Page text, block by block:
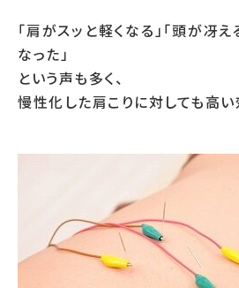
「肩がスッと軽くなる」「頭が冴え
なった」
という声も多く、
慢性化した肩こりに対しても高い